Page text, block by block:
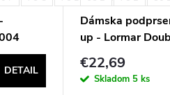
DETAIL
Dámska
up - Lormar
€22,69
Skladom 5 ks